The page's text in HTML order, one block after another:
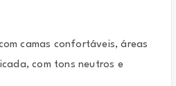
camas confortáveis, áreas
com tons neutros e